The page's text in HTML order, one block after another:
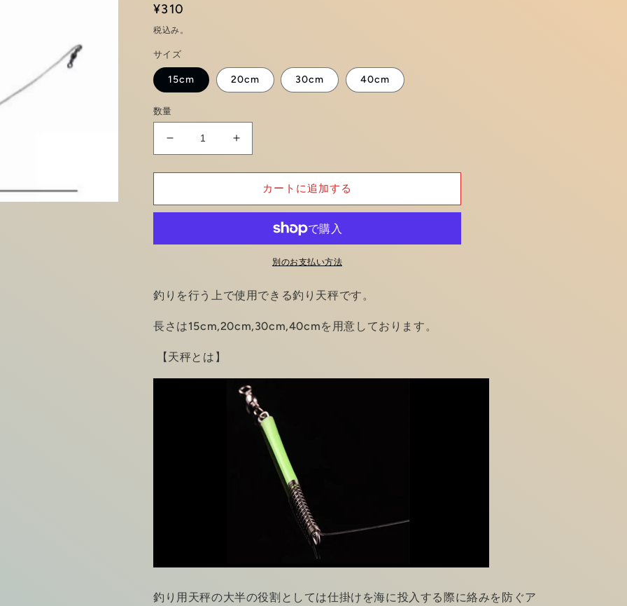
通
常
価
格
¥310
税込み。
サイズ
15cm 20cm 30cm 40cm
数量
量
減
天
量
増
カートに追加する
別のお支払い方法
釣りを行う上で使用できる釣り天秤です。
長さは15cm,20cm,30cm,40cmを用意しております。
【天秤とは】
釣り用天秤の大半の役割としては仕掛けを海に投入する際に絡みを防ぐア